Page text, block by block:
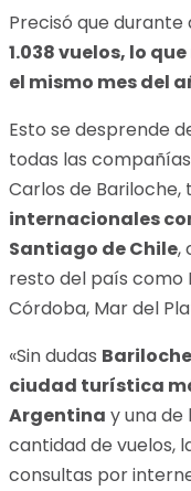
Precisó que durante
1.038 vuelos, lo
el mismo mes del
Esto se desprende
todas las
Carlos de Bariloche,
internacionales
Santiago de Chile,
resto del país como
Córdoba, Mar del
«Sin dudas
ciudad turística
Argentina y una de
cantidad de vuelos,
consultas por